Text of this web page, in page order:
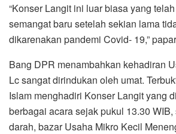
“Konser Langit ini luar biasa yang
semangat baru setelah sekian lama
dikarenakan pandemi Covid- 19,”
Bang DPR menambahkan kehadiran
Lc sangat dirindukan oleh umat.
Islam menghadiri Konser Langit yang
berbagai acara sejak pukul 13.30
darah, bazar Usaha Mikro Kecil